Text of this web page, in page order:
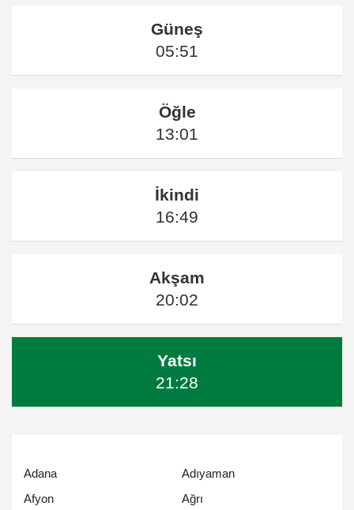
Güneş
05:51
Öğle
13:01
İkindi
16:49
Akşam
20:02
Yatsı
21:28
Adana
Adıyaman
Afyon
Ağrı